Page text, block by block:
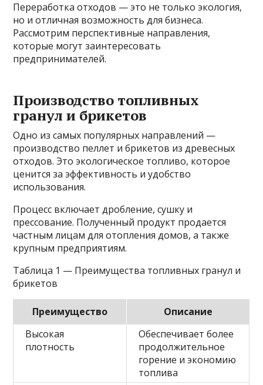
Переработка отходов — это не только экология,
но и отличная возможность для бизнеса.
Рассмотрим перспективные направления,
которые могут заинтересовать
предпринимателей.
Производство топливных
гранул и брикетов
Одно из самых популярных направлений —
производство пеллет и брикетов из древесных
отходов. Это экологическое топливо, которое
ценится за эффективность и удобство
использования.
Процесс включает дробление, сушку и
прессование. Полученный продукт продается
частным лицам для отопления домов, а также
крупным предприятиям.
Таблица 1 — Преимущества топливных гранул и
брикетов
Преимущество
Описание
Высокая
плотность
Обеспечивает более
продолжительное
горение и экономию
топлива